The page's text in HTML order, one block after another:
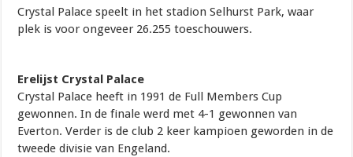
Crystal Palace speelt in het stadion Selhurst Park, waar
plek is voor ongeveer 26.255 toeschouwers.
Erelijst Crystal Palace
Crystal Palace heeft in 1991 de Full Members Cup
gewonnen. In de finale werd met 4-1 gewonnen van
Everton. Verder is de club 2 keer kampioen geworden in de
tweede divisie van Engeland.